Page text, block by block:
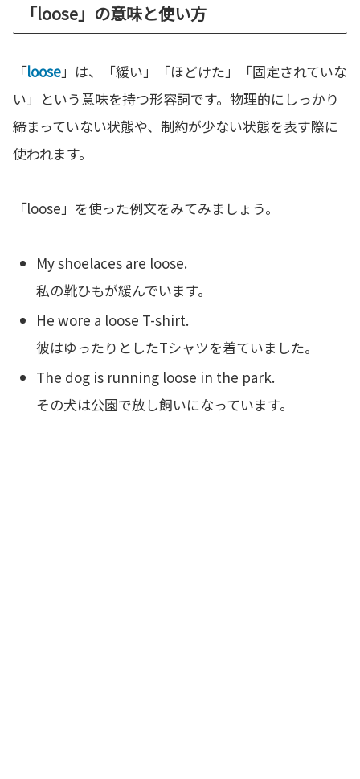
「loose」の意味と使い方
「loose」は、「緩い」「ほどけた」「固定されていな
い」という意味を持つ形容詞です。物理的にしっかり
締まっていない状態や、制約が少ない状態を表す際に
使われます。
「loose」を使った例文をみてみましょう。
My shoelaces are loose.
私の靴ひもが緩んでいます。
He wore a loose T-shirt.
彼はゆったりとしたTシャツを着ていました。
The dog is running loose in the park.
その犬は公園で放し飼いになっています。